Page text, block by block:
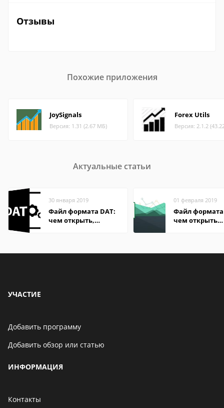
Отзывы
Похожие приложения
JoySignals
Версия: 1.31 (2.67 МБ)
Forex Utils
Версия: 2.1.2
Актуальные статьи
30 января 2019
Файл формата DAT:
чем открыть,
01 февраля 2019
Файл формата
чем открыть
УЧАСТИЕ
Добавить программу
Добавить обзор или статью
ИНФОРМАЦИЯ
Контакты